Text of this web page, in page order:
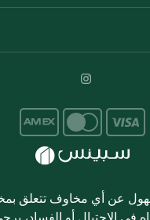
عن أي مخاوف تتعلق
في الاحتيال أو الفساد،